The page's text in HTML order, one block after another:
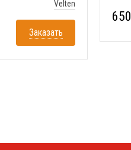
Velten
Заказать